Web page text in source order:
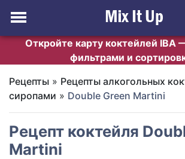
Откройте карту коктейлей IBA
фильтрами и
Рецепты » Рецепты алкогольных
сиропами » Double Green Martini
Рецепт коктейля
Martini